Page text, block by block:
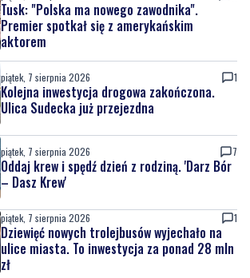
piątek, 7 sierpnia 2026
Kolejna inwestycja drogowa zakończona.
Ulica Sudecka już przejezdna
piątek, 7 sierpnia 2026
Oddaj krew i spędź dzień z rodziną. 'Darz Bór
piątek, 7 sierpnia 2026 1
Dziewięć nowych trolejbusów wyjechało na
ulice miasta. To inwestycja za ponad 28 mln
zł
piątek, 7 sierpnia 2026 4
Pomorska IV liga wraca do gry